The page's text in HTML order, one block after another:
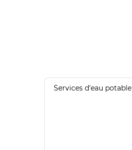
Services d'eau potable